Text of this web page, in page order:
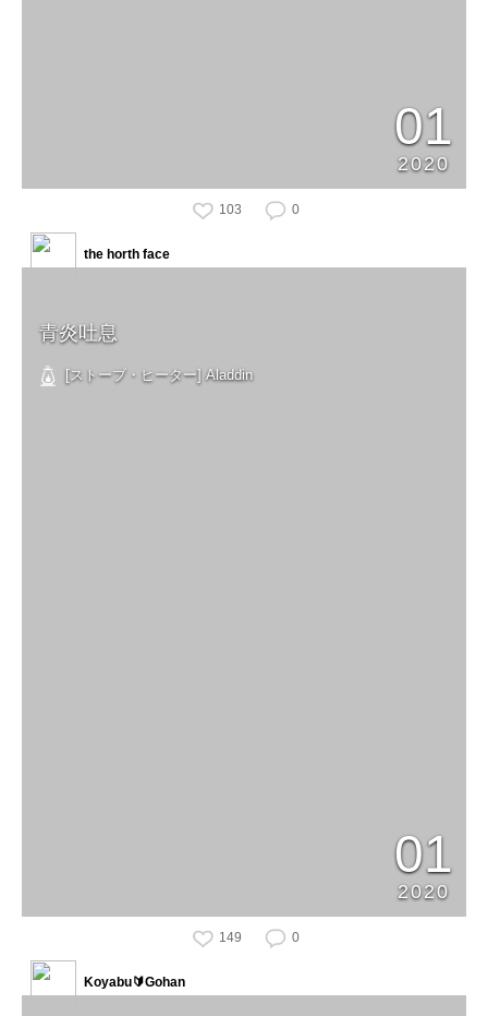
01
2020
103 0
青炎吐息
[ストーブ・ヒーター] Aladdin
01
2020
the horth face
149 0
Koyabu🔰Gohan